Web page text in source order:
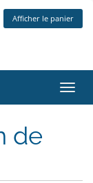
Afficher le panier
de